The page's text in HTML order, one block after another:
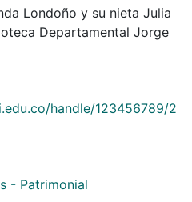
Londoño y su nieta Julia
Departamental Jorge
handle/123456789/2
- Patrimonial